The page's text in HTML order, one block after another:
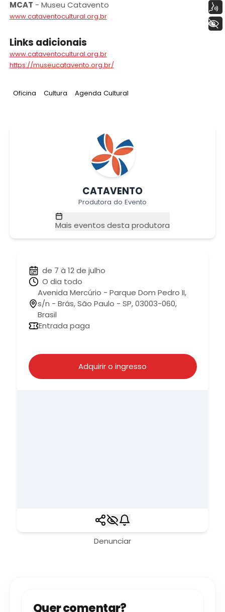
MCAT - Museu Catavento
www.cataventocultural.org.br
Links adicionais
www.cataventocultural.org.br
https://museucatavento.org.br/
Tag:
Oficina Tag:
Cultura Tag:
Agenda Cultural
CATAVENTO
Produtora do Evento
Mais eventos desta produtora
de 7 à 12 de julho
O dia todo
Avenida Mercúrio - Parque Dom Pedro II,
s/n - Brás, São Paulo - SP, 03003-060,
Brasil
Entrada paga
Adquirir o ingresso
Denunciar
Quer comentar?